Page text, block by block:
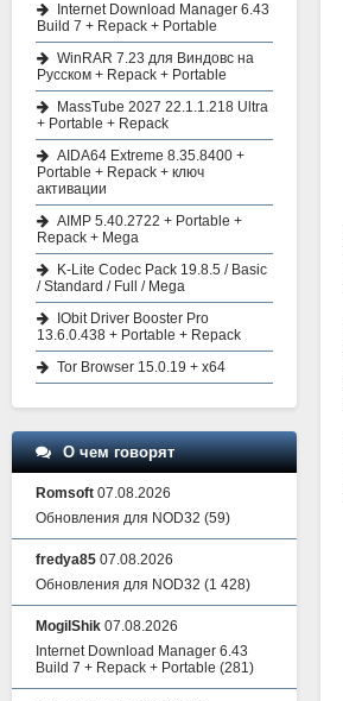
Internet Download Manager 6.43
Build 7 + Repack + Portable
WinRAR 7.23 для Виндовс на
Русском + Repack + Portable
MassTube 2027 22.1.1.218 Ultra
+ Portable + Repack
AIDA64 Extreme 8.35.8400 +
Portable + Repack + ключ
активации
AIMP 5.40.2722 + Portable +
Repack + Mega
K-Lite Codec Pack 19.8.5 / Basic
/ Standard / Full / Mega
IObit Driver Booster Pro
13.6.0.438 + Portable + Repack
Tor Browser 15.0.19 + x64
О чем говорят
Romsoft 07.08.2026
Обновления для NOD32 (59)
fredya85 07.08.2026
Обновления для NOD32 (1 428)
MogilShik 07.08.2026
Internet Download Manager 6.43
Build 7 + Repack + Portable (281)